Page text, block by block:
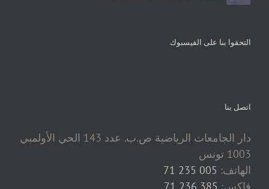
التحقوا بنا على الفيسبوك
اتصل بنا
دار الجامعات الرياضية ص.ب. عدد 143 الحي الأولمبي
1003 تونس
الهاتف: 005 235 71
فاكس: 385 236 71